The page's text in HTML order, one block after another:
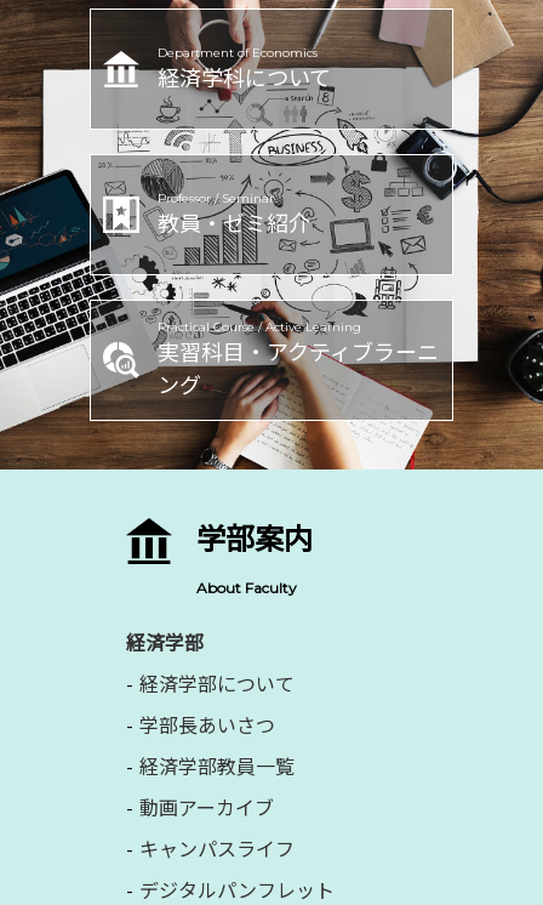
Department of Economics
経済学科について
Professor / Seminar
教員・ゼミ紹介
Practical Course / Active Learning
実習科目・アクティブラーニ
ング
学部案内
About Faculty
経済学部
経済学部について
学部長あいさつ
経済学部教員一覧
動画アーカイブ
キャンパスライフ
デジタルパンフレット